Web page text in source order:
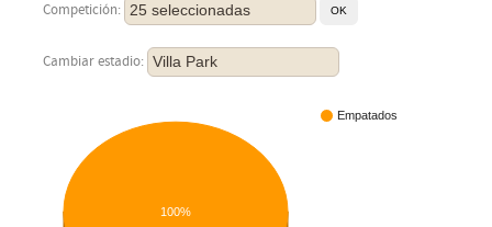
Competición: 25 seleccionadas
Cambiar estadio: Villa Park
Empatados
100%